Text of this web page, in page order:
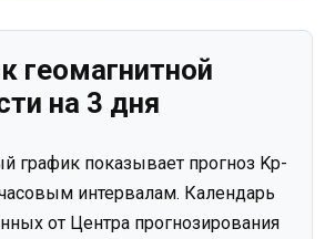
геомагнитной
на 3 дня
график показывает прогноз Kp-
интервалам. Календарь
от Центра прогнозирования